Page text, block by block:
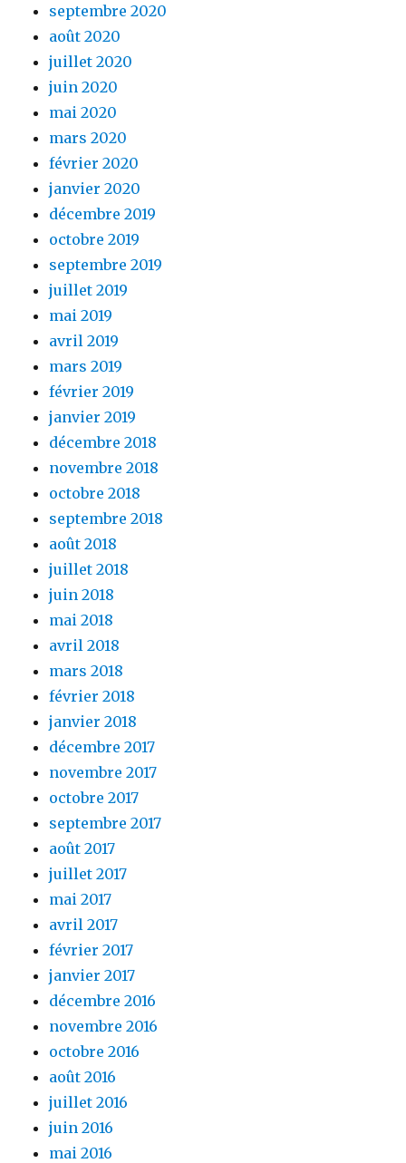
septembre 2020
août 2020
juillet 2020
juin 2020
mai 2020
mars 2020
février 2020
janvier 2020
décembre 2019
octobre 2019
septembre 2019
juillet 2019
mai 2019
avril 2019
mars 2019
février 2019
janvier 2019
décembre 2018
novembre 2018
octobre 2018
septembre 2018
août 2018
juillet 2018
juin 2018
mai 2018
avril 2018
mars 2018
février 2018
janvier 2018
décembre 2017
novembre 2017
octobre 2017
septembre 2017
août 2017
juillet 2017
mai 2017
avril 2017
février 2017
janvier 2017
décembre 2016
novembre 2016
octobre 2016
août 2016
juillet 2016
juin 2016
mai 2016